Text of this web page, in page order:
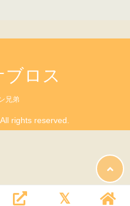
ブロス
兄弟
rights reserved.